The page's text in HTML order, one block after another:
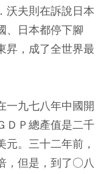
沃夫則在訴說日本
、日本都停下腳
，成了全世界最
一九七八年中國開
ＤＰ總產值是二千
。三十二年前，
，但是，到了○八